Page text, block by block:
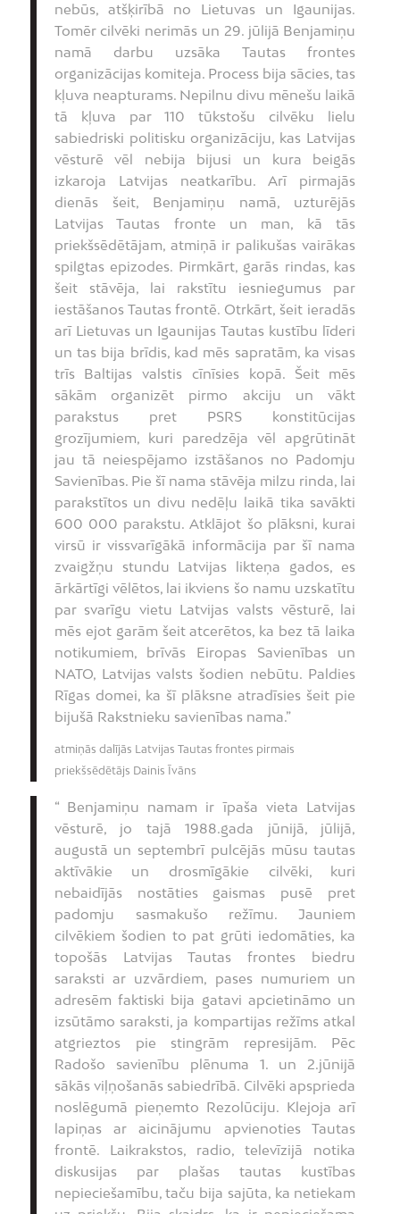
nebūs, atšķirībā no Lietuvas un Igaunijas.
Tomēr cilvēki nerimās un 29. jūlijā Benjamiņu
namā darbu uzsāka Tautas frontes
organizācijas komiteja. Process bija sācies, tas
kļuva neapturams. Nepilnu divu mēnešu laikā
tā kļuva par 110 tūkstošu cilvēku lielu
sabiedriski politisku organizāciju, kas Latvijas
vēsturē vēl nebija bijusi un kura beigās
izkaroja Latvijas neatkarību. Arī pirmajās
dienās šeit, Benjamiņu namā, uzturējās
Latvijas Tautas fronte un man, kā tās
priekšsēdētājam, atmiņā ir palikušas vairākas
spilgtas epizodes. Pirmkārt, garās rindas, kas
šeit stāvēja, lai rakstītu iesniegumus par
iestāšanos Tautas frontē. Otrkārt, šeit ieradās
arī Lietuvas un Igaunijas Tautas kustību līderi
un tas bija brīdis, kad mēs sapratām, ka visas
trīs Baltijas valstis cīnīsies kopā. Šeit mēs
sākām organizēt pirmo akciju un vākt
parakstus pret PSRS konstitūcijas
grozījumiem, kuri paredzēja vēl apgrūtināt
jau tā neiespējamo izstāšanos no Padomju
Savienības. Pie šī nama stāvēja milzu rinda, lai
parakstītos un divu nedēļu laikā tika savākti
600 000 parakstu. Atklājot šo plāksni, kurai
virsū ir vissvarīgākā informācija par šī nama
zvaigžņu stundu Latvijas likteņa gados, es
ārkārtīgi vēlētos, lai ikviens šo namu uzskatītu
par svarīgu vietu Latvijas valsts vēsturē, lai
mēs ejot garām šeit atcerētos, ka bez tā laika
notikumiem, brīvās Eiropas Savienības un
NATO, Latvijas valsts šodien nebūtu. Paldies
Rīgas domei, ka šī plāksne atradīsies šeit pie
bijušā Rakstnieku savienības nama.”
atmiņās dalījās Latvijas Tautas frontes pirmais
priekšsēdētājs Dainis Īvāns
“ Benjamiņu namam ir īpaša vieta Latvijas
vēsturē, jo tajā 1988.gada jūnijā, jūlijā,
augustā un septembrī pulcējās mūsu tautas
aktīvākie un drosmīgākie cilvēki, kuri
nebaidījās nostāties gaismas pusē pret
padomju sasmakušo režīmu. Jauniem
cilvēkiem šodien to pat grūti iedomāties, ka
topošās Latvijas Tautas frontes biedru
saraksti ar uzvārdiem, pases numuriem un
adresēm faktiski bija gatavi apcietināmo un
izsūtāmo saraksti, ja kompartijas režīms atkal
atgrieztos pie stingrām represijām. Pēc
Radošo savienību plēnuma 1. un 2.jūnijā
sākās viļņošanās sabiedrībā. Cilvēki apsprieda
noslēgumā pieņemto Rezolūciju. Klejoja arī
lapiņas ar aicinājumu apvienoties Tautas
frontē. Laikrakstos, radio, televīzijā notika
diskusijas par plašas tautas kustības
nepieciešamību, taču bija sajūta, ka netiekam